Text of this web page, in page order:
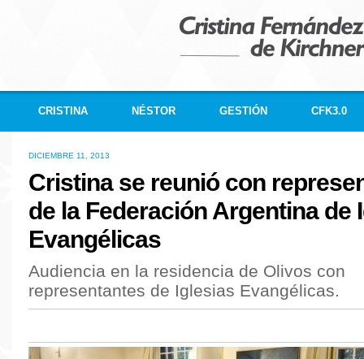
CRISTINA NÉSTOR GESTIÓN CFK3.0
DICIEMBRE 11, 2013
Cristina se reunió con
de la Federación Argentina de
Evangélicas
Audiencia en la residencia de Olivos con
representantes de Iglesias Evangélicas.